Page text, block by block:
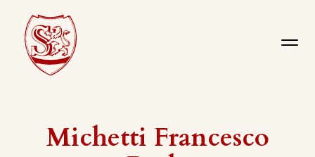
Michetti Francesco